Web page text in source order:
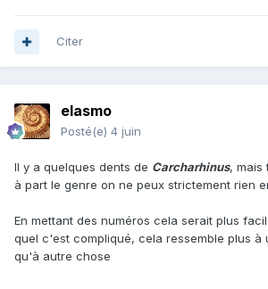
Citer
elasmo
Posté(e) 4 juin
Il y a quelques dents de Carcharhinus, mais
à part le genre on ne peux strictement rien
En mettant des numéros cela serait plus
quel c'est compliqué, cela ressemble plus à
qu'à autre chose